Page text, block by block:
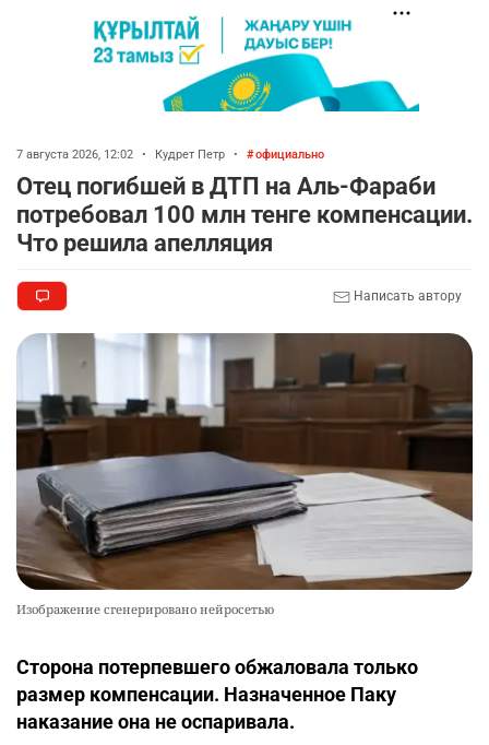
7 августа 2026, 12:02 • Кудрет Петр • официально
Отец погибшей в ДТП на Аль-Фараби
потребовал 100 млн тенге компенсации.
Что решила апелляция
Написать автору
Изображение сгенерировано нейросетью
Сторона потерпевшего обжаловала только
размер компенсации. Назначенное Паку
наказание она не оспаривала.